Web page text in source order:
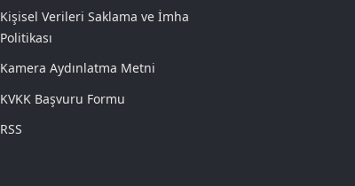
Kişisel Verileri Saklama ve İmha
Politikası
Kamera Aydınlatma Metni
KVKK Başvuru Formu
RSS